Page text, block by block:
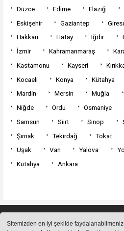
Sitemizden en iyi şekilde faydalanabilmeniz
Düzce
Edirne Elazığ
Eskişehir
Gaziantep
Hakkari
Hatay Iğdır
İzmir
Kahramanmaraş
Kastamonu
Kayseri
Kocaeli
Konya Kütahya
Mardin
Mersin Muğla
Niğde
Ordu Osmaniye
Samsun
Siirt Sinop
Şırnak
Tekirdağ Tokat
Uşak
Van Yalova
Kütahya
Ankara